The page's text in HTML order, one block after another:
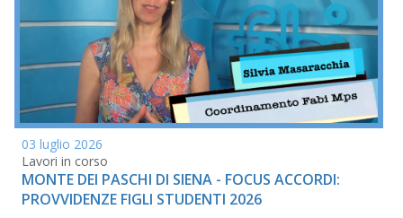
03 luglio 2026
Lavori in corso
MONTE DEI PASCHI DI SIENA - FOCUS ACCORDI:
PROVVIDENZE FIGLI STUDENTI 2026